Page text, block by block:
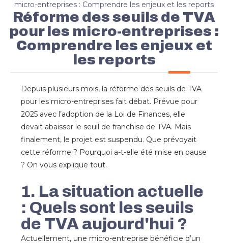
micro-entreprises : Comprendre les enjeux et les reports
Réforme des seuils de TVA
pour les micro-entreprises :
Comprendre les enjeux et
les reports
Depuis plusieurs mois, la réforme des seuils de TVA
pour les micro-entreprises fait débat. Prévue pour
2025 avec l’adoption de la Loi de Finances, elle
devait abaisser le seuil de franchise de TVA. Mais
finalement, le projet est suspendu. Que prévoyait
cette réforme ? Pourquoi a-t-elle été mise en pause
? On vous explique tout.
1. La situation actuelle
: Quels sont les seuils
de TVA aujourd'hui ?
Actuellement, une micro-entreprise bénéficie d’un